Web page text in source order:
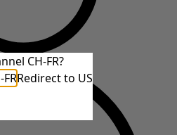
CH-FR?
Redirect to US